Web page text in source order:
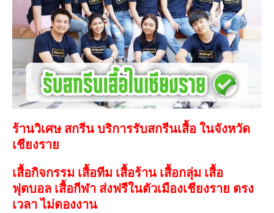
ร้านวิเศษ สกรีน บริการรับสกรีนเสื้อ ในจังหวัด
เชียงราย
เสื้อกิจกรรม เสื้อทีม เสื้อร้าน เสื้อกลุ่ม เสื้อ
ฟุตบอล เสื้อกีฬา ส่งฟรีในตัวเมืองเชียงราย ตรง
เวลา ไม่ดองงาน